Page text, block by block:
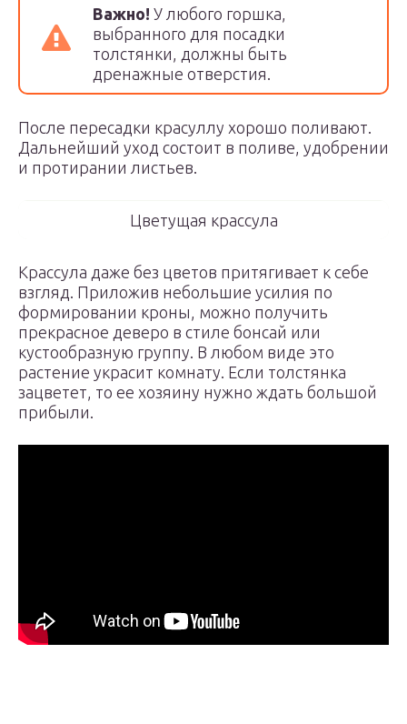
Важно! У любого горшка,
выбранного для посадки
толстянки, должны быть
дренажные отверстия.
После пересадки красуллу хорошо поливают.
Дальнейший уход состоит в поливе, удобрении
и протирании листьев.
Цветущая крассула
Крассула даже без цветов притягивает к себе
взгляд. Приложив небольшие усилия по
формировании кроны, можно получить
прекрасное деверо в стиле бонсай или
кустообразную группу. В любом виде это
растение украсит комнату. Если толстянка
зацветет, то ее хозяину нужно ждать большой
прибыли.